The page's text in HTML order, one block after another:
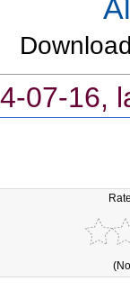
07-16,